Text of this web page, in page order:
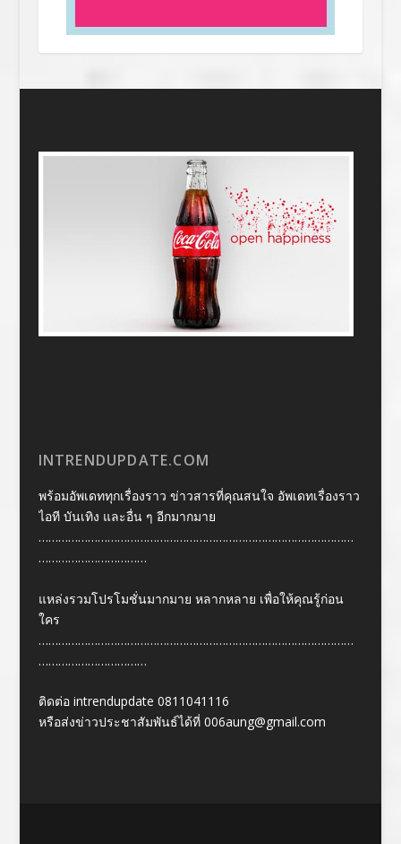
INTRENDUPDATE.COM
พร้อมอัพเดททุกเรื่องราว ข่าวสารที่คุณสนใจ อัพเดทเรื่องราว
ไอที บันเทิง และอื่น ๆ อีกมากมาย
……………………………………………………………………………………
……………………………
แหล่งรวมโปรโมชั่นมากมาย หลากหลาย เพื่อให้คุณรู้ก่อน
ใคร
……………………………………………………………………………………
……………………………
ติดต่อ intrendupdate 0811041116
หรือส่งข่าวประชาสัมพันธ์ได้ที่ 006aung@gmail.com